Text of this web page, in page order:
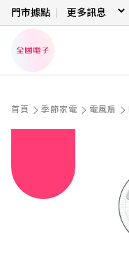
門市據點
首頁 季節家電 電風扇